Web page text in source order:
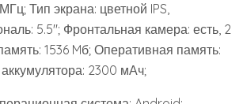
Тип экрана: цветной IPS,
5.5″; Фронтальная камера: есть, 2
1536 Mб; Оперативная память:
2300 мАч;